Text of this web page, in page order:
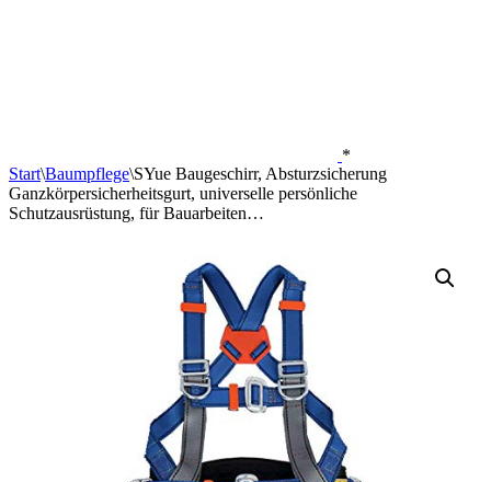
*
Start\Baumpflege\SYue Baugeschirr, Absturzsicherung
Ganzkörpersicherheitsgurt, universelle persönliche
Schutzausrüstung, für Bauarbeiten…